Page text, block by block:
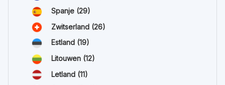
Spanje (29)
Zwitserland (26)
Estland (19)
Litouwen (12)
Letland (11)